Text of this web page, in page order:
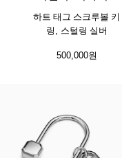
하트 태그 스크루볼 키
링, 스털링 실버
500,000원